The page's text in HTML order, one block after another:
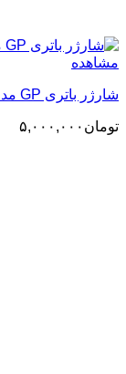
مشاهده
شارژر باتری GP مدل D451
تومان ۵,۰۰۰,۰۰۰